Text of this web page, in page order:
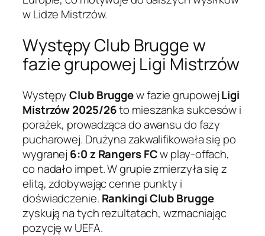
w Lidze Mistrzów.
Występy Club Brugge w
fazie grupowej Ligi Mistrzów
WystępyClub Bruggew fazie grupowejLigi
Mistrzów 2025/26to mieszanka sukcesów i
porażek, prowadząca do awansu do fazy
pucharowej. Drużyna zakwalifikowała się po
wygranej 6:0 z Rangers FCw play-offach,
co nadało impet. W grupie zmierzyła się z
elitą, zdobywając cenne punkty i
doświadczenie. Rankingi Club Brugge
zyskują na tych rezultatach, wzmacniając
pozycję w UEFA.